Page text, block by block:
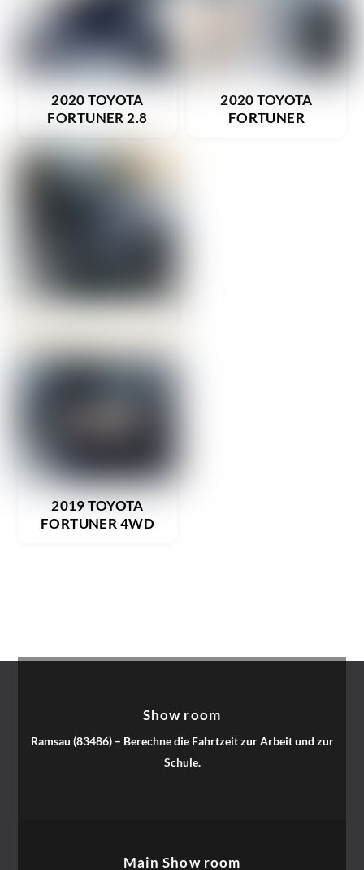
2020 TOYOTA
FORTUNER 2.8
2020 TOYOTA
FORTUNER
2019 TOYOTA
FORTUNER 4WD
Show room
Ramsau (83486) – Berechne die Fahrtzeit zur Arbeit und zur
Schule.
Main Show room